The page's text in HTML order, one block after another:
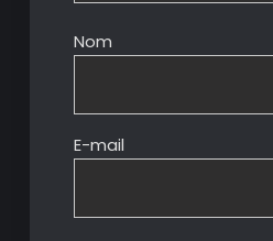
Nom
E-mail